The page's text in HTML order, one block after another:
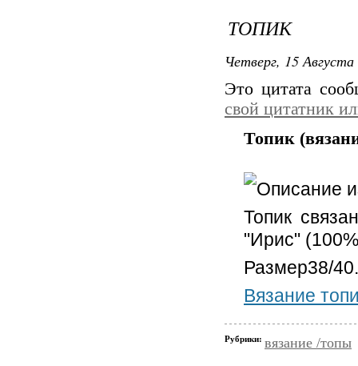
ТОПИК
Четверг, 15
Это цитата
свой цитатник
Топик
Описание
Топик
"Ирис"
Размер38/40.
Вязание
Рубрики: вязание /топы